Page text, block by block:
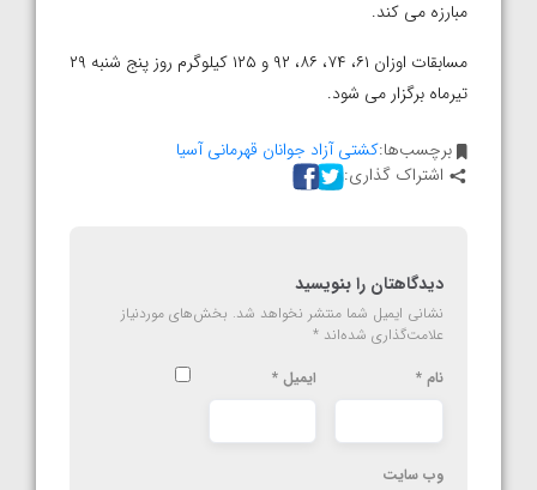
مبارزه می کند.
مسابقات اوزان ۶۱، ۷۴، ۸۶، ۹۲ و ۱۲۵ کیلوگرم روز پنج شنبه ۲۹
تیرماه برگزار می شود.
برچسب‌ها:کشتی آزاد جوانان قهرمانی آسیا
اشتراک گذاری:
دیدگاهتان را بنویسید
نشانی ایمیل شما منتشر نخواهد شد. بخش‌های موردنیاز
علامت‌گذاری شده‌اند *
نام * ایمیل *
وب‌ سایت